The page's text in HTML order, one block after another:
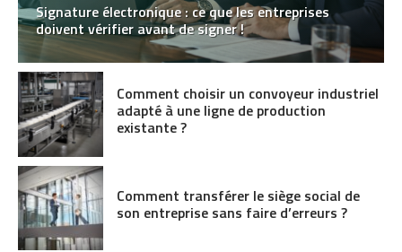
Signature électronique : ce que les entreprises
doivent vérifier avant de signer !
Comment choisir un convoyeur industriel
adapté à une ligne de production
existante ?
Comment transférer le siège social de
son entreprise sans faire d’erreurs ?